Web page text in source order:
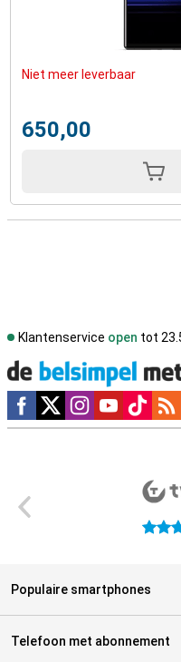
Niet meer leverbaar
650,00
Klantenservice open tot
Social media
4.5
Populaire smartphones
Telefoon met abonnement